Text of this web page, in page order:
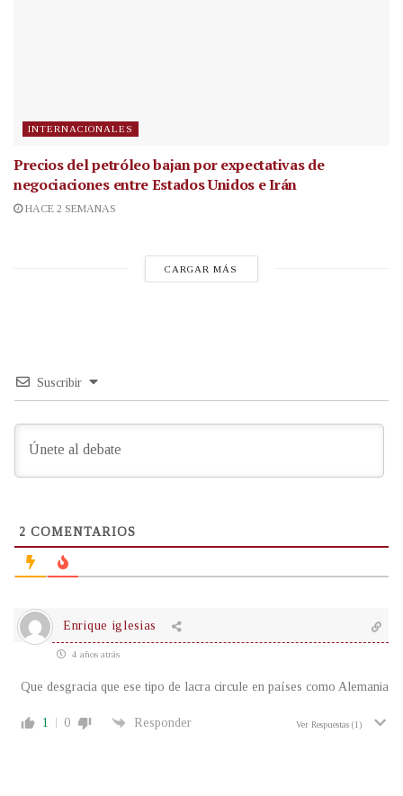
INTERNACIONALES
Precios del petróleo bajan por expectativas de
negociaciones entre Estados Unidos e Irán
HACE 2 SEMANAS
CARGAR MÁS
Suscribir
2 COMENTARIOS
Enrique iglesias
4 años atrás
Que desgracia que ese tipo de lacra circule en países como Alemania
1 0 Responder Ver Respuestas (1)